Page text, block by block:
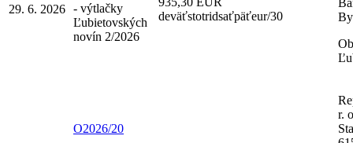
29. 6. 2026 - výtlačky
Ľubietovských
novín 2/2026
deväťstotridsaťpäťeur/30
O2026/20
r.